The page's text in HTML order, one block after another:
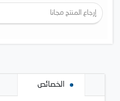
إرجاع المنتج مجانا
الخصائص